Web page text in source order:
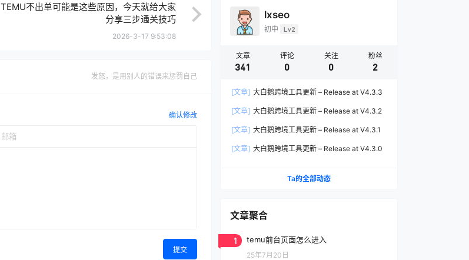
TEMU不出单可能是这些原因，今天就给大家
分享三步通关技巧
2026-3-17 9:53:08
发怒，是用别人的错误来惩罚自己
确认修改
提交
lxseo
初中 Lv2
文章
341
评论
0
关注
0
粉丝
2
[文章] 大白鹅跨境工具更新 – Release at V4.3.3
[文章] 大白鹅跨境工具更新 – Release at V4.3.2
[文章] 大白鹅跨境工具更新 – Release at V4.3.1
[文章] 大白鹅跨境工具更新 – Release at V4.3.0
Ta的全部动态
文章聚合
1 temu前台页面怎么进入
25年7月20日